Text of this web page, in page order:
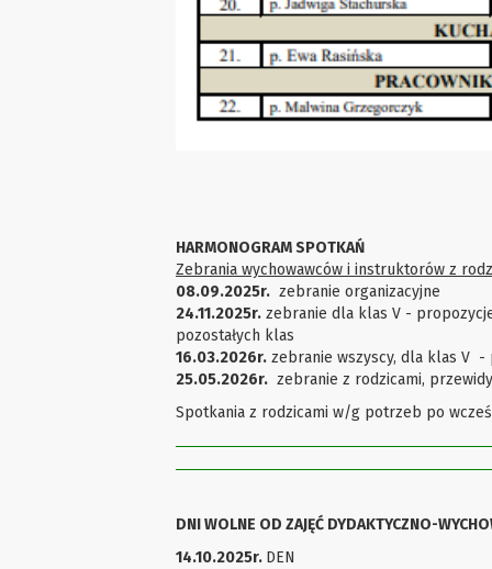
HARMONOGRAM SPOTKAŃ
Zebrania wychowawców i instruktorów z
08.09.2025r. zebranie organizacyjne
24.11.2025r. zebranie dla klas V -
pozostałych klas
16.03.2026r. zebranie wszyscy, dla klas V
25.05.2026r. zebranie z rodzicami,
Spotkania z rodzicami w/g potrzeb po
DNI WOLNE OD ZAJĘĆ DYDAKTYCZNO-
14.10.2025r. DEN